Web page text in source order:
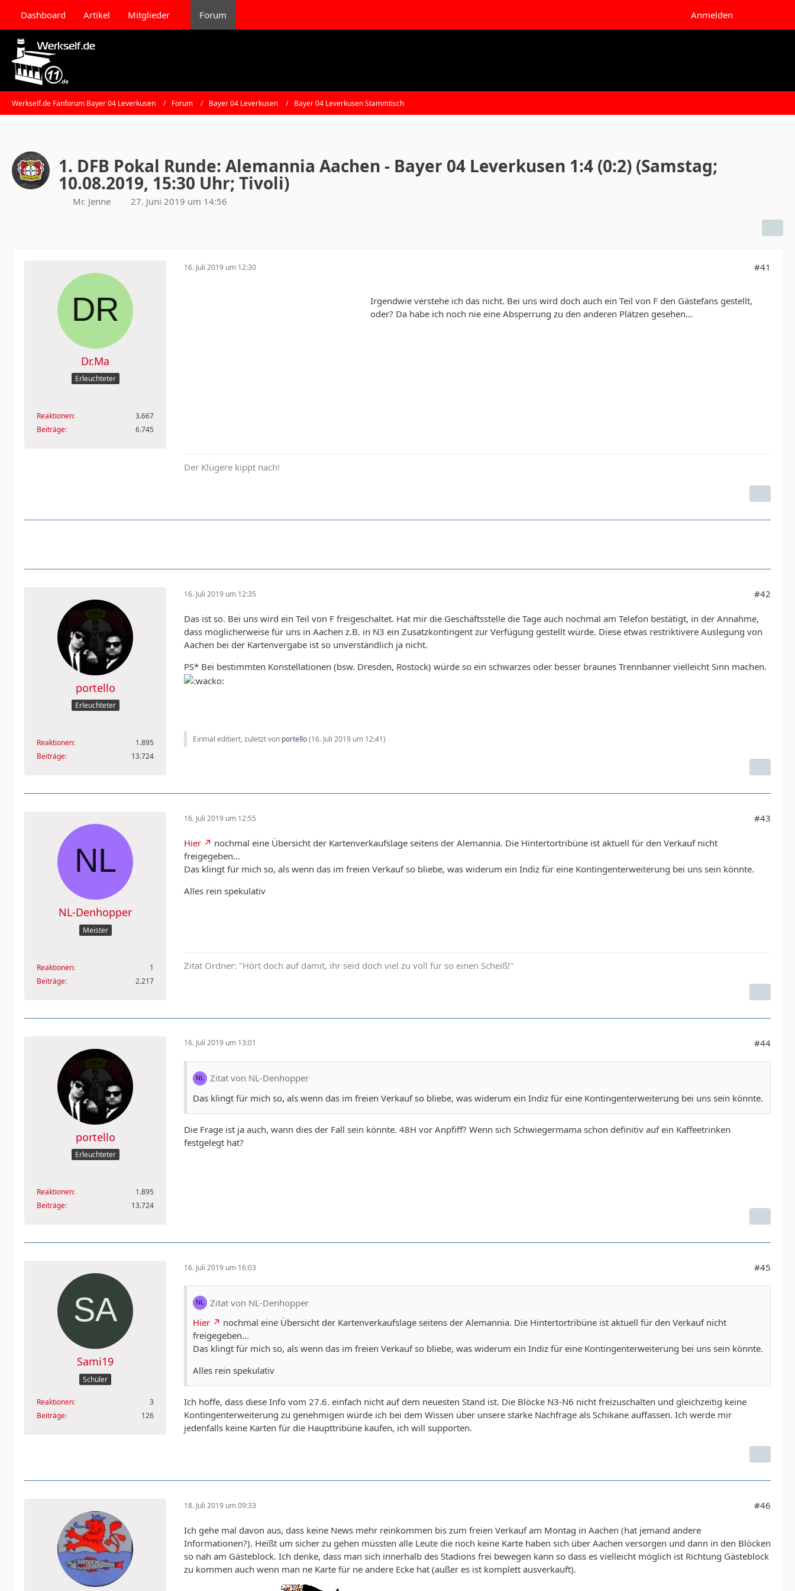
Dashboard Artikel Mitglieder Forum Anmelden
Werkself.de Fanforum Bayer 04 Leverkusen Forum Bayer 04 Leverkusen Bayer 04 Leverkusen Stammtisch
1. DFB Pokal Runde: Alemannia Aachen - Bayer 04 Leverkusen 1:4 (0:2) (Samstag;
10.08.2019, 15:30 Uhr; Tivoli)
Mr. Jenne 27. Juni 2019 um 14:56
Dr.Ma
Erleuchteter
Reaktionen
3.667
Beiträge
6.745
16. Juli 2019 um 12:30 #41
Irgendwie verstehe ich das nicht. Bei uns wird doch auch ein Teil von F den Gästefans gestellt,
oder? Da habe ich noch nie eine Absperrung zu den anderen Plätzen gesehen...
Der Klügere kippt nach!
portello
Erleuchteter
Reaktionen
1.895
Beiträge
13.724
16. Juli 2019 um 12:35 #42
Das ist so. Bei uns wird ein Teil von F freigeschaltet. Hat mir die Geschäftsstelle die Tage auch nochmal am Telefon bestätigt, in der Annahme,
dass möglicherweise für uns in Aachen z.B. in N3 ein Zusatzkontingent zur Verfügung gestellt würde. Diese etwas restriktivere Auslegung von
Aachen bei der Kartenvergabe ist so unverständlich ja nicht.
PS* Bei bestimmten Konstellationen (bsw. Dresden, Rostock) würde so ein schwarzes oder besser braunes Trennbanner vielleicht Sinn machen.
Einmal editiert, zuletzt von portello(16. Juli 2019 um 12:41)
NL-Denhopper
Meister
Reaktionen
1
Beiträge
2.217
16. Juli 2019 um 12:55 #43
Hier
nochmal eine Übersicht der Kartenverkaufslage seitens der Alemannia. Die Hintertortribüne ist aktuell für den Verkauf nicht
freigegeben...
Das klingt für mich so, als wenn das im freien Verkauf so bliebe, was widerum ein Indiz für eine Kontingenterweiterung bei uns sein könnte.
Alles rein spekulativ
Zitat Ordner: "Hört doch auf damit, ihr seid doch viel zu voll für so einen Scheiß!"
portello
Erleuchteter
Reaktionen
1.895
Beiträge
13.724
16. Juli 2019 um 13:01 #44
Zitat von NL-Denhopper
Das klingt für mich so, als wenn das im freien Verkauf so bliebe, was widerum ein Indiz für eine Kontingenterweiterung bei uns sein könnte.
Die Frage ist ja auch, wann dies der Fall sein könnte. 48H vor Anpfiff? Wenn sich Schwiegermama schon definitiv auf ein Kaffeetrinken
festgelegt hat?
Sami19
Schüler
Reaktionen
3
Beiträge
126
16. Juli 2019 um 16:03 #45
Zitat von NL-Denhopper
Hier
nochmal eine Übersicht der Kartenverkaufslage seitens der Alemannia. Die Hintertortribüne ist aktuell für den Verkauf nicht
freigegeben...
Das klingt für mich so, als wenn das im freien Verkauf so bliebe, was widerum ein Indiz für eine Kontingenterweiterung bei uns sein könnte.
Alles rein spekulativ
Ich hoffe, dass diese Info vom 27.6. einfach nicht auf dem neuesten Stand ist. Die Blöcke N3-N6 nicht freizuschalten und gleichzeitig keine
Kontingenterweiterung zu genehmigen würde ich bei dem Wissen über unsere starke Nachfrage als Schikane auffassen. Ich werde mir
jedenfalls keine Karten für die Haupttribüne kaufen, ich will supporten.
18. Juli 2019 um 09:33 #46
Ich gehe mal davon aus, dass keine News mehr reinkommen bis zum freien Verkauf am Montag in Aachen (hat jemand andere
Informationen?). Heißt um sicher zu gehen müssten alle Leute die noch keine Karte haben sich über Aachen versorgen und dann in den Blöcken
so nah am Gästeblock. Ich denke, dass man sich innerhalb des Stadions frei bewegen kann so dass es vielleicht möglich ist Richtung Gästeblock
zu kommen auch wenn man ne Karte für ne andere Ecke hat (außer es ist komplett ausverkauft).